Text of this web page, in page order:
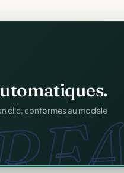
clic, conformes au modèle
en ligne.
instantané pour chaque